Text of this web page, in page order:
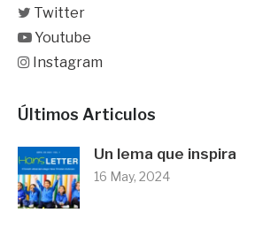
Twitter
Youtube
Instagram
Últimos Articulos
Un lema que inspira
16 May, 2024